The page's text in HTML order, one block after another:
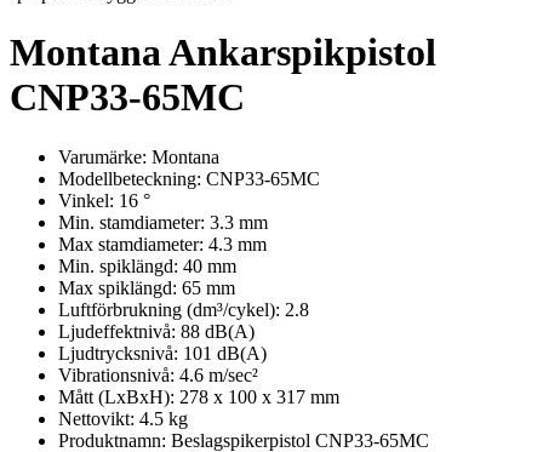
Montana Ankarspikpistol
CNP33-65MC
Varumärke: Montana
Modellbeteckning: CNP33-65MC
Vinkel: 16 °
Min. stamdiameter: 3.3 mm
Max stamdiameter: 4.3 mm
Min. spiklängd: 40 mm
Max spiklängd: 65 mm
Luftförbrukning (dm³/cykel): 2.8
Ljudeffektnivå: 88 dB(A)
Ljudtrycksnivå: 101 dB(A)
Vibrationsnivå: 4.6 m/sec²
Mått (LxBxH): 278 x 100 x 317 mm
Nettovikt: 4.5 kg
Produktnamn: Beslagspikerpistol CNP33-65MC